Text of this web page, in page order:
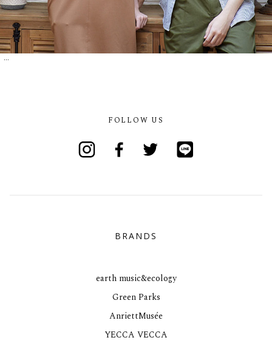
FOLLOW US
BRANDS
earth music&ecology
Green Parks
AnriettMusée
YECCA VECCA